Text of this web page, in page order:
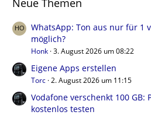
WhatsApp: Ton aus nur für 1
möglich?
Honk 3. August 2026 um 08:22
Eigene Apps erstellen
Torc 2. August 2026 um 11:15
Vodafone verschenkt 100 GB:
kostenlos testen